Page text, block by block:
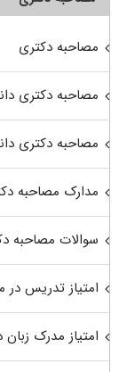
مصاحبه دکتری
مصاحبه دکتری
مصاحبه دکتری
مدارک مصاحبه
سوالات مصاحبه
امتیاز تدریس در
امتیاز مدرک